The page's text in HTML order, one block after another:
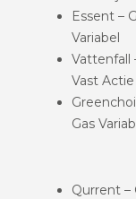
Essent –
Variabel
Vattenfall
Vast Actie
Gas
Qurrent –